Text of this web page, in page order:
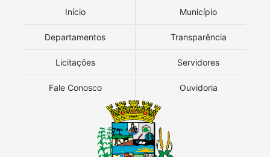
Início Município
Departamentos Transparência
Licitações Servidores
Fale Conosco Ouvidoria